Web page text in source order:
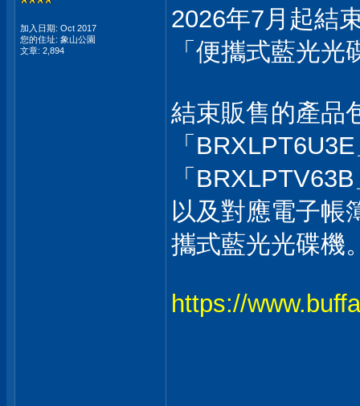
加入日期: Oct 2017
您的住址: 象山公園
文章: 2,894
2026年7月起結
「便攜式藍光
結束販售的產品
「
「
以及對應電子帳
攜式藍光光碟機
https://